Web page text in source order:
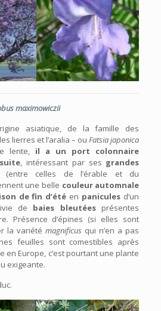
maximowiczii
asiatique, de la famille des
lierres et l’aralia – ou Fatsia japonica
lente, il a un port colonnaire
, intéressant par ses grandes
(entre celles de l’érable et du
une belle couleur automnale
de fin d’été en panicules d’un
de baies bleutéesprésentes
Présence d’épines (si elles sont
la variété magnificus qui n’en a pas
feuilles sont comestibles après
en Europe, c’est pourtant une plante
exigeante.